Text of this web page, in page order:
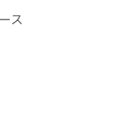
ス